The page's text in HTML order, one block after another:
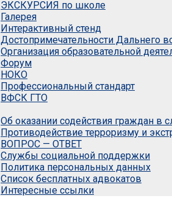
ЭКСКУРСИЯ по школе
Галерея
Интерактивный стенд
Достопримечательности Дальнего
Организация образовательной
Форум
НОКО
Профессиональный стандарт
ВФСК ГТО
Об оказании содействия граждан в
Противодействие терроризму и
ВОПРОС — ОТВЕТ
Службы социальной поддержки
Политика персональных данных
Список бесплатных адвокатов
Интересные ссылки